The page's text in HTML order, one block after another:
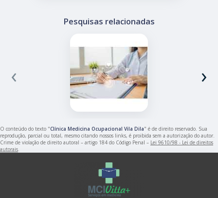
Pesquisas relacionadas
‹ ›
O conteúdo do texto "Clínica Medicina Ocupacional Vila Dila" é de direito reservado. Sua
reprodução, parcial ou total, mesmo citando nossos links, é proibida sem a autorização do autor.
Crime de violação de direito autoral – artigo 184 do Código Penal – Lei 9610/98 - Lei de direitos
autorais.